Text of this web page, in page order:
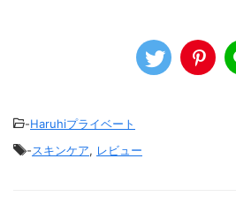
-Haruhiプライベート
-スキンケア, レビュー